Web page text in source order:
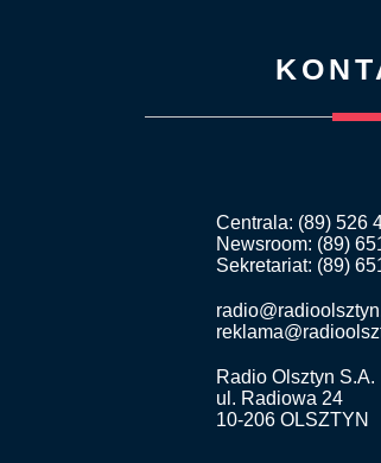
Centrala: (89) 526
Newsroom: (89)
Sekretariat: (89)
Radio Olsztyn S.A.
ul. Radiowa 24
10-206 OLSZTYN